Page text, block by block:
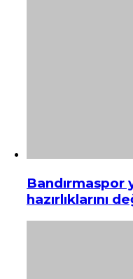
Bandırmaspor
hazırlıklarını